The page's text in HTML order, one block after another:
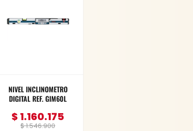
NIVEL INCLINOMETRO
DIGITAL REF. GIM60L
$1.546.900
$ 1.160.175